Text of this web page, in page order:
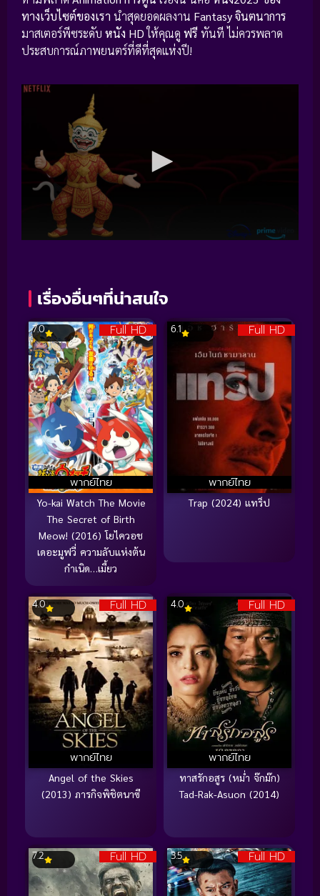
ทางเว็บไซต์ของเรา นำสุดยอดผลงาน Fantasy จินตนาการ
มาสเตอร์พีซระดับ หนัง HDให้คุณดู ฟรีทันที ไม่ควรพลาด
ประสบการณ์ภาพยนตร์ที่ดีที่สุดแห่งปี!
เรื่องอื่นๆที่น่าสนใจ
Full HD
พากย์ไทย
7.0
Yo-kai Watch The Movie
The Secret of Birth
Meow! (2016) โยไควอช
เดอะมูฟวี่ ความลับแห่งต้น
กำเนิด…เมี้ยว
Full HD
พากย์ไทย
6.1
Trap (2024) แทร็ป
Full HD
พากย์ไทย
4.0
Angel of the Skies
(2013) ภารกิจพิชิตนาซี
Full HD
พากย์ไทย
4.0
ทาสรักอสูร (หม่ำ จ๊กม๊ก)
Tad-Rak-Asuon (2014)
Full HD
7.2 Full HD
3.5